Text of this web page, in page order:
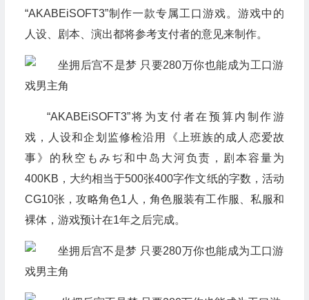
“AKABEiSOFT3”制作一款专属工口游戏。游戏中的
人设、剧本、演出都将参考支付者的意见来制作。
“AKABEiSOFT3”将为支付者在预算内制作游
戏，人设和企划监修检沿用《上班族的成人恋爱故
事》的秋空もみぢ和中岛大河负责，剧本容量为
400KB，大约相当于500张400字作文纸的字数，活动
CG10张，攻略角色1人，角色服装有工作服、私服和
裸体，游戏预计在1年之后完成。